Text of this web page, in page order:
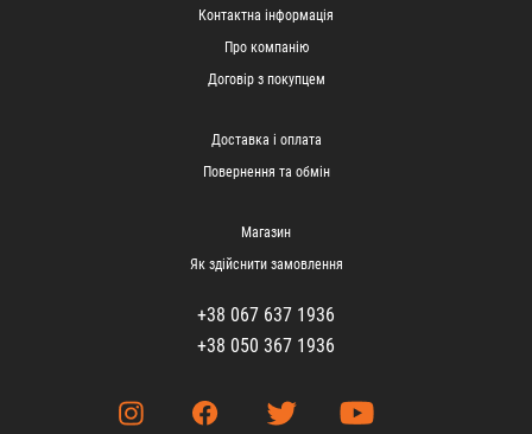
Контактна інформація
Про компанію
Договір з покупцем
Доставка і оплата
Повернення та обмін
Магазин
Як здійснити замовлення
+38 067 637 1936
+38 050 367 1936